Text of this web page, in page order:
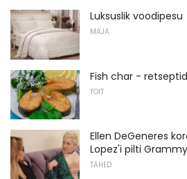
Luksuslik voodipesu
MAJA
Fish char - retseptid
TOIT
Ellen DeGeneres
Lopez'i pilti
TÄHED